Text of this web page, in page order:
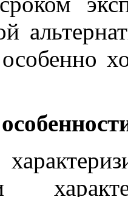
особенно